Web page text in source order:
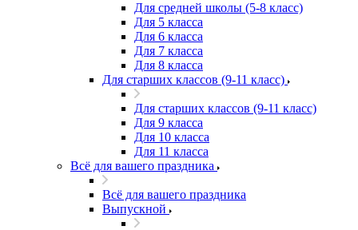
Для средней школы (5-8 класс)
Для 5 класса
Для 6 класса
Для 7 класса
Для 8 класса
Для старших классов (9-11 класс)
Для старших классов (9-11 класс)
Для 9 класса
Для 10 класса
Для 11 класса
Всё для вашего праздника
Всё для вашего праздника
Выпускной